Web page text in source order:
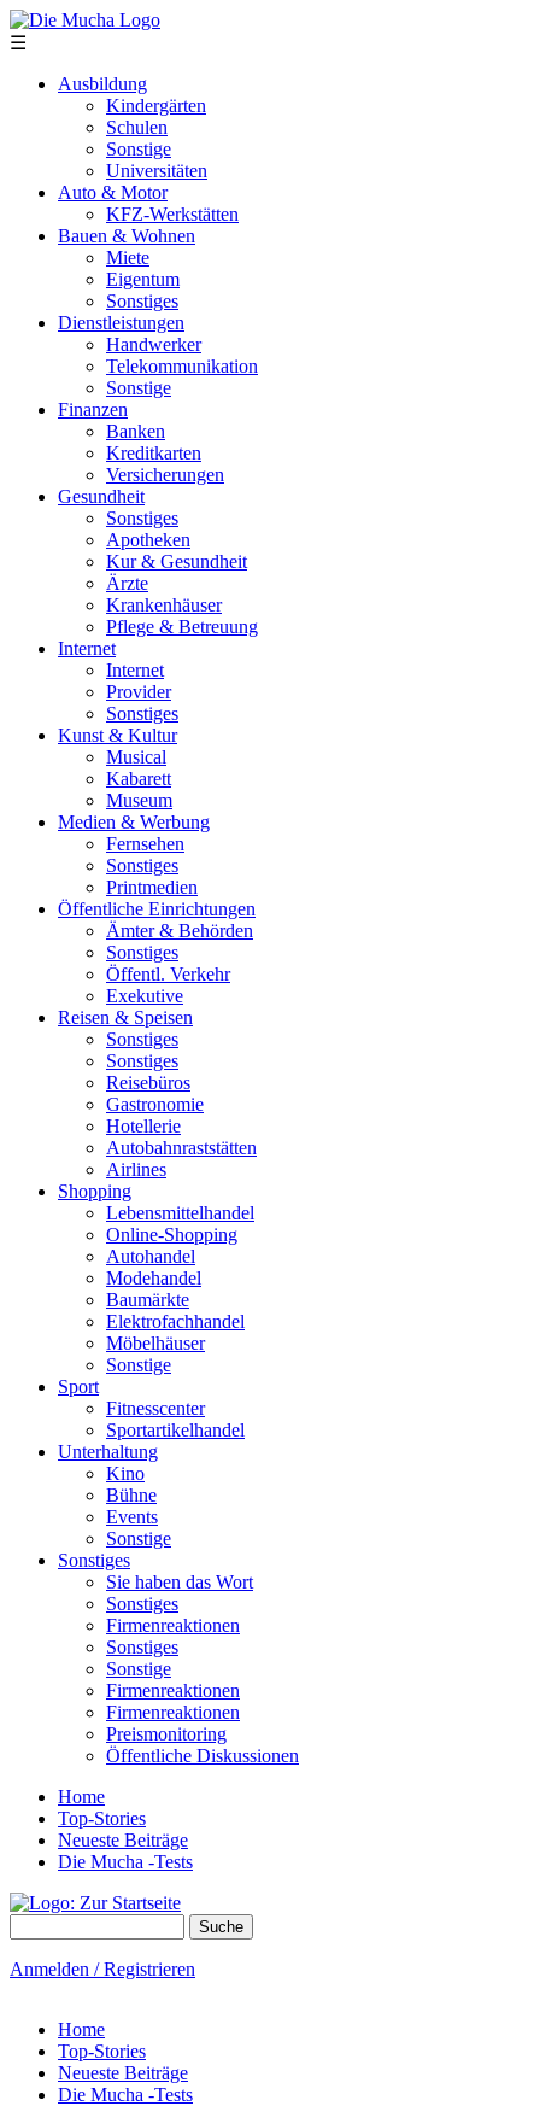
Direkt zum Inhalt
☰
Ausbildung
Kindergärten
Schulen
Sonstige
Universitäten
Auto & Motor
KFZ-Werkstätten
Bauen & Wohnen
Miete
Eigentum
Sonstiges
Dienstleistungen
Handwerker
Telekommunikation
Sonstige
Finanzen
Banken
Kreditkarten
Versicherungen
Gesundheit
Sonstiges
Apotheken
Kur & Gesundheit
Ärzte
Krankenhäuser
Pflege & Betreuung
Internet
Internet
Provider
Sonstiges
Kunst & Kultur
Musical
Kabarett
Museum
Medien & Werbung
Fernsehen
Sonstiges
Printmedien
Öffentliche Einrichtungen
Ämter & Behörden
Sonstiges
Öffentl. Verkehr
Exekutive
Reisen & Speisen
Sonstiges
Sonstiges
Reisebüros
Gastronomie
Hotellerie
Autobahnraststätten
Airlines
Shopping
Lebensmittelhandel
Online-Shopping
Autohandel
Modehandel
Baumärkte
Elektrofachhandel
Möbelhäuser
Sonstige
Sport
Fitnesscenter
Sportartikelhandel
Unterhaltung
Kino
Bühne
Events
Sonstige
Sonstiges
Sie haben das Wort
Sonstiges
Firmenreaktionen
Sonstiges
Sonstige
Firmenreaktionen
Firmenreaktionen
Preismonitoring
Öffentliche Diskussionen
Home
Top-Stories
Neueste Beiträge
Die Mucha -Tests
Anmelden / Registrieren
Home
Top-Stories
Neueste Beiträge
Die Mucha -Tests